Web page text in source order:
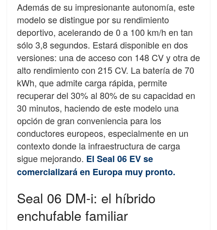
Además de su impresionante autonomía, este
modelo se distingue por su rendimiento
deportivo, acelerando de 0 a 100 km/h en tan
sólo 3,8 segundos. Estará disponible en dos
versiones: una de acceso con 148 CV y otra de
alto rendimiento con 215 CV. La batería de 70
kWh, que admite carga rápida, permite
recuperar del 30% al 80% de su capacidad en
30 minutos, haciendo de este modelo una
opción de gran conveniencia para los
conductores europeos, especialmente en un
contexto donde la infraestructura de carga
sigue mejorando. El Seal 06 EV se
comercializará en Europa muy pronto.
Seal 06 DM-i: el híbrido
enchufable familiar